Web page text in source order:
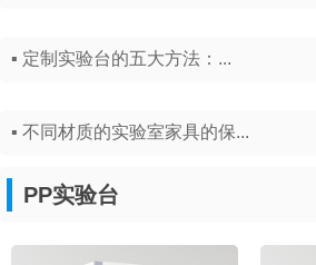
▪ 定制实验台的五大方法：...
▪ 不同材质的实验室家具的保...
PP实验台